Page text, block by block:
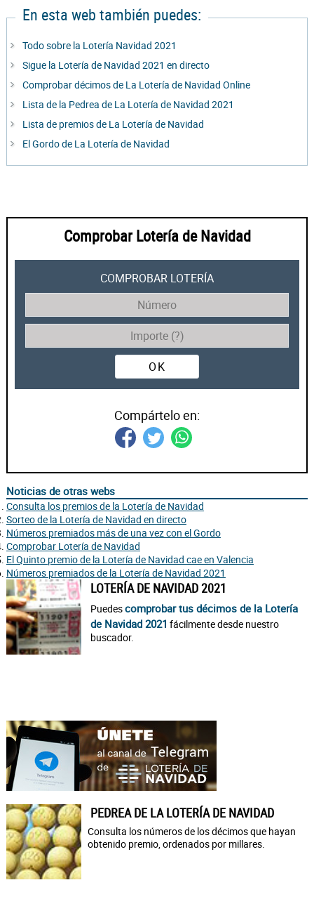
En esta web también puedes:
Todo sobre la Lotería Navidad 2021
Sigue la Lotería de Navidad 2021 en directo
Comprobar décimos de La Lotería de Navidad Online
Lista de la Pedrea de La Lotería de Navidad 2021
Lista de premios de La Lotería de Navidad
El Gordo de La Lotería de Navidad
Comprobar Lotería de Navidad
COMPROBAR LOTERÍA
OK
Compártelo en:
Noticias de otras webs
Consulta los premios de la Lotería de Navidad
Sorteo de la Lotería de Navidad en directo
Números premiados más de una vez con el Gordo
Comprobar Lotería de Navidad
El Quinto premio de la Lotería de Navidad cae en Valencia
Números premiados de la Lotería de Navidad 2021
LOTERÍA DE NAVIDAD 2021
Puedescomprobar tus décimos de la Lotería
de Navidad 2021 fácilmente desde nuestro
buscador.
PEDREA DE LA LOTERÍA DE NAVIDAD
Consulta los números de los décimos que hayan
obtenido premio, ordenados por millares.